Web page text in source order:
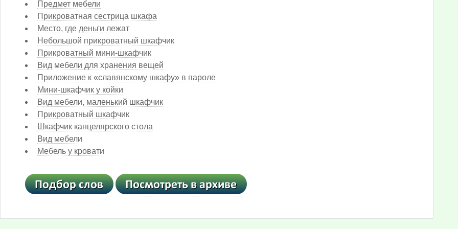
Предмет мебели
Прикроватная сестрица шкафа
Место, где деньги лежат
Небольшой прикроватный шкафчик
Прикроватный мини-шкафчик
Вид мебели для хранения вещей
Приложение к «славянскому шкафу» в пароле
Мини-шкафчик у койки
Вид мебели, маленький шкафчик
Прикроватный шкафчик
Шкафчик канцелярского стола
Вид мебели
Мебель у кровати